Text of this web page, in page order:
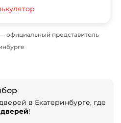
в Екатеринбурге, где
!